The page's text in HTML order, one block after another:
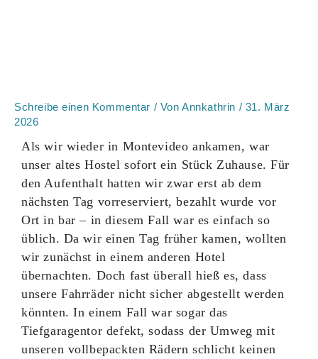
Schreibe einen Kommentar / VonAnnkathrin / 31. März
2026
Als wir wieder in Montevideo ankamen, war
unser altes Hostel sofort ein Stück Zuhause. Für
den Aufenthalt hatten wir zwar erst ab dem
nächsten Tag vorreserviert, bezahlt wurde vor
Ort in bar – in diesem Fall war es einfach so
üblich. Da wir einen Tag früher kamen, wollten
wir zunächst in einem anderen Hotel
übernachten. Doch fast überall hieß es, dass
unsere Fahrräder nicht sicher abgestellt werden
könnten. In einem Fall war sogar das
Tiefgaragentor defekt, sodass der Umweg mit
unseren vollbepackten Rädern schlicht keinen